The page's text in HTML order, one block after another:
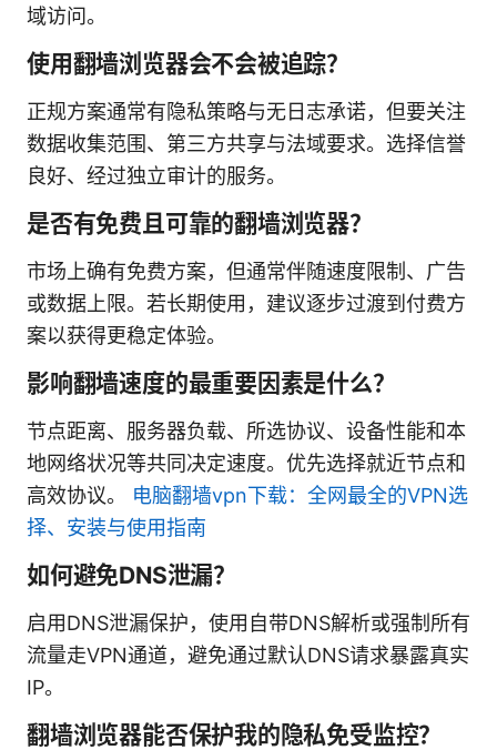
域访问。
使用翻墙浏览器会不会被追踪？
正规方案通常有隐私策略与无日志承诺，但要关注
数据收集范围、第三方共享与法域要求。选择信誉
良好、经过独立审计的服务。
是否有免费且可靠的翻墙浏览器？
市场上确有免费方案，但通常伴随速度限制、广告
或数据上限。若长期使用，建议逐步过渡到付费方
案以获得更稳定体验。
影响翻墙速度的最重要因素是什么？
节点距离、服务器负载、所选协议、设备性能和本
地网络状况等共同决定速度。优先选择就近节点和
高效协议。 电脑翻墙vpn下载：全网最全的VPN选
择、安装与使用指南
如何避免DNS泄漏？
启用DNS泄漏保护，使用自带DNS解析或强制所有
流量走VPN通道，避免通过默认DNS请求暴露真实
IP。
翻墙浏览器能否保护我的隐私免受监控？